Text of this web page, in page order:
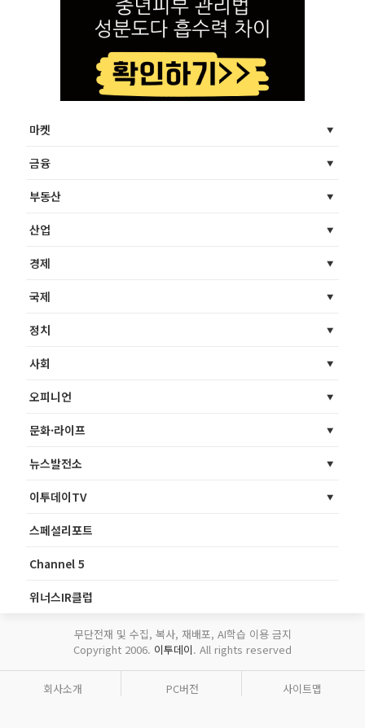
마켓
금융
부동산
산업
경제
국제
정치
사회
오피니언
문화·라이프
뉴스발전소
이투데이TV
스페셜리포트
Channel 5
위너스IR클럽
무단전재 및 수집, 복사, 재배포, AI학습 이용 금지
Copyright 2006. 이투데이. All rights reserved
회사소개 PC버전 사이트맵